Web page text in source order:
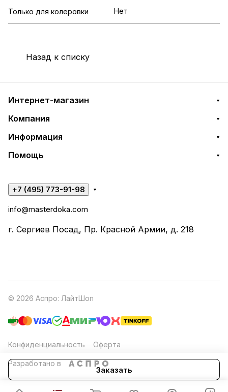
Заказать
Только для колеровки Нет
Назад к списку
Интернет-магазин
Компания
Информация
Помощь
+7 (495) 773-91-98
info@masterdoka.com
г. Сергиев Посад, Пр. Красной Армии, д. 218
© 2026 Аспро: ЛайтШоп
Конфиденциальность Оферта
Разработано в